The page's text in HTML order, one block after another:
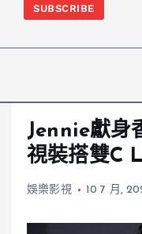
SUBSCRIBE
Jennie獻身
視裝搭雙C
娛樂影視 10 7 月,